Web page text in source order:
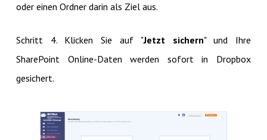
oder einen Ordner darin als Ziel aus.
Schritt 4. Klicken Sie auf "Jetzt sichern" und Ihre
SharePoint Online-Daten werden sofort in Dropbox
gesichert.